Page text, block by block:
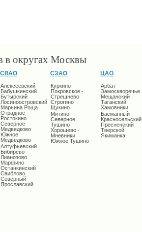
в округах Москвы
СВАО
Алексеевский
Бабушкинский
Бутырский
Лосиноостровский
Марьина Роща
Отрадное
Ростокино
Северное
Медведково
Южное
Медведково
Алтуфьевский
Бибирево
Лианозово
Марфино
Останкинский
Свиблово
Северный
Ярославский
СЗАО
Куркино
Покровское -
Стрешнево
Строгино
Щукино
Митино
Северное
Тушино
Хорошево -
Мневники
Южное Тушино
ЦАО
Арбат
Замоскворечье
Мещанский
Таганский
Хамовники
Басманный
Красносельский
Пресненский
Тверской
Якиманка